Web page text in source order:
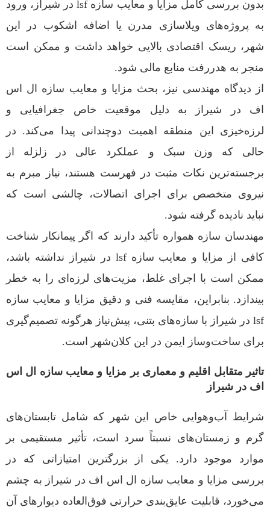
بدون بررسی کامل مزایا و معایب سازه lsf در شیراز، ورود
به پروژه‌های ویلاسازی مدرن یا اضافه اشکوب در این
شهر، ریسک اقتصادی بالایی خواهد داشت و ممکن است
منجر به هدررفت منابع مالی شود.
از دیدگاه مهندسی نیز، بحث مزایا و معایب سازه ال اس
اف در شیراز به دلیل موقعیت خاص جغرافیایی و
لرزه‌خیزی این منطقه اهمیت دوچندانی پیدا می‌کند. در
حالی که وزن سبک و عملکرد عالی در زلزله از
برجسته‌ترین نکات مثبت در فهرست هستند، نیاز مبرم به
نیروی متخصص برای اجرای اتصالات، چالشی است که
نباید نادیده گرفته شود.
مهندسان سازه همواره تأکید دارند که اگر پیمانکار شناخت
کافی از مزایا و معایب سازه lsf در شیراز نداشته باشد،
ممکن است با اجرای غلط، مزیت‌های لرزه‌ای را به خطر
بیندازد. بنابراین، مقایسه فنی و دقیق مزایا و معایب سازه
lsf در شیراز با سازه‌های بتنی، پیش‌نیاز هرگونه تصمیم‌گیری
برای ساخت‌وساز ایمن در این کلان‌شهر است.
تاثیر متقابل اقلیم و معماری بر مزایا و معایب سازه ال اس
اف در شیراز
شرایط آب‌وهوایی خاص این شهر که شامل تابستان‌های
گرم و زمستان‌های نسبتاً سرد است، تأثیر مستقیمی بر
موارد موجود دارد. یکی از بزرگترین امتیازاتی که در
بررسی مزایا و معایب سازه ال اس اف در شیراز به چشم
می‌خورد، قابلیت عایق‌بندی حرارتی فوق‌العاده دیوارهای آن